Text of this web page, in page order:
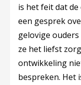
is het feit dat
een gesprek
gelovige
ze het liefst
ontwikkeling
bespreken. Het